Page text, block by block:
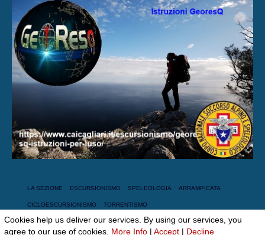
LA SEZIONE ESCURSIONISMO SPELEOLOGIA ARRAMPICATA
CICLOESCURSIONISMO TORRENTISMO
© 2026 Club Alpino Italiano
Cookies help us deliver our services. By using our services, you
agree to our use of cookies. More Info | Accept | Decline